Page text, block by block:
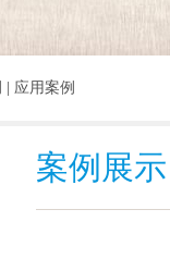
应用案例
案例展示